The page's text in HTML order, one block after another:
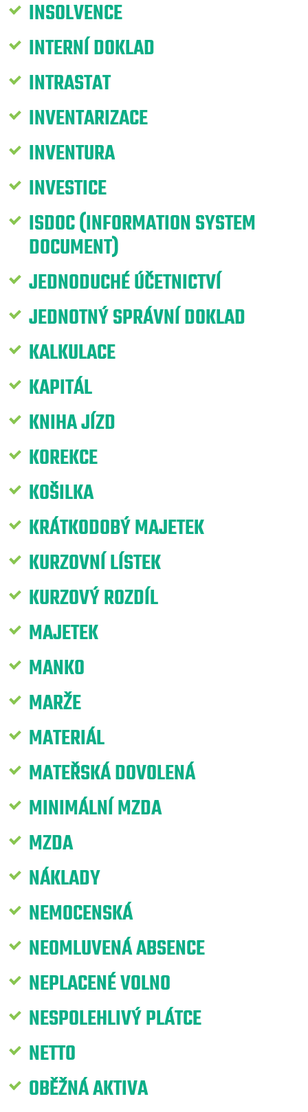
INSOLVENCE
INTERNÍ DOKLAD
INTRASTAT
INVENTARIZACE
INVENTURA
INVESTICE
ISDOC (INFORMATION SYSTEM
DOCUMENT)
JEDNODUCHÉ ÚČETNICTVÍ
JEDNOTNÝ SPRÁVNÍ DOKLAD
KALKULACE
KAPITÁL
KNIHA JÍZD
KOREKCE
KOŠILKA
KRÁTKODOBÝ MAJETEK
KURZOVNÍ LÍSTEK
KURZOVÝ ROZDÍL
MAJETEK
MANKO
MARŽE
MATERIÁL
MATEŘSKÁ DOVOLENÁ
MINIMÁLNÍ MZDA
MZDA
NÁKLADY
NEMOCENSKÁ
NEOMLUVENÁ ABSENCE
NEPLACENÉ VOLNO
NESPOLEHLIVÝ PLÁTCE
NETTO
OBĚŽNÁ AKTIVA